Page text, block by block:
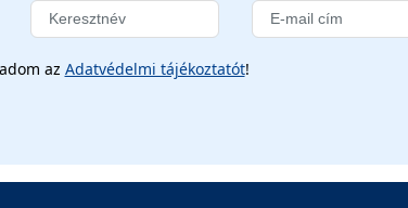
az Adatvédelmi tájékoztatót!